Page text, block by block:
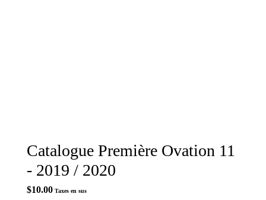
Catalogue Première Ovation 11
- 2019 / 2020
$10.00 Taxes en sus